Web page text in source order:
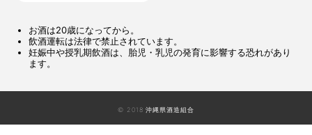
お酒は20歳になってから。
飲酒運転は法律で禁止されています。
妊娠中や授乳期飲酒は、胎児・乳児の発育に影響する恐れがあり
ます。
© 2018 沖縄県酒造組合